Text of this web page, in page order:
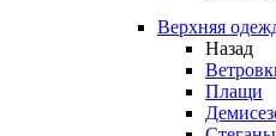
Верхняя
Назад
Плащи